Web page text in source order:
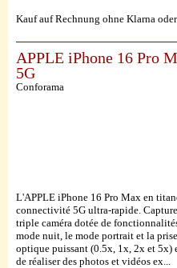
Kauf auf Rechnung ohne Klarna
APPLE iPhone 16 Pro
5G
Conforama
L'APPLE iPhone 16 Pro Max en
connectivité 5G ultra-rapide.
triple caméra dotée de
mode nuit, le mode portrait et la
optique puissant (0.5x, 1x, 2x et 5x)
de réaliser des photos et vidéos ex...